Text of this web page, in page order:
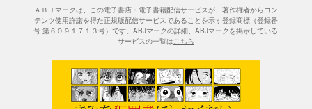
ＡＢＪマークは、この電子書店・電子書籍配信サービスが、著作権者からコン
テンツ使用許諾を得た正規版配信サービスであることを示す登録商標（登録番
号 第６０９１７１３号）です。ABJマークの詳細、ABJマークを掲示している
サービスの一覧はこちら